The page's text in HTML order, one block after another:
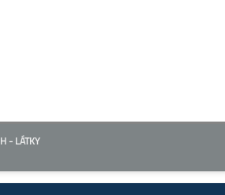
- LÁTKY